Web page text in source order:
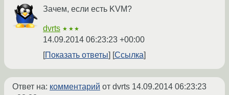
Зачем, если есть KVM?
dvrts ★★★
14.09.2014 06:23:23 +00:00
Показать ответы
Ссылка
Ответ на: комментарий от dvrts 14.09.2014 06:23:23